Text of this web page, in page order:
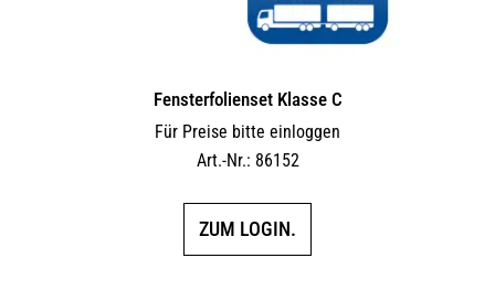
Fensterfolienset Klasse C
Für Preise bitte einloggen
Art.-Nr.: 86152
ZUM LOGIN.